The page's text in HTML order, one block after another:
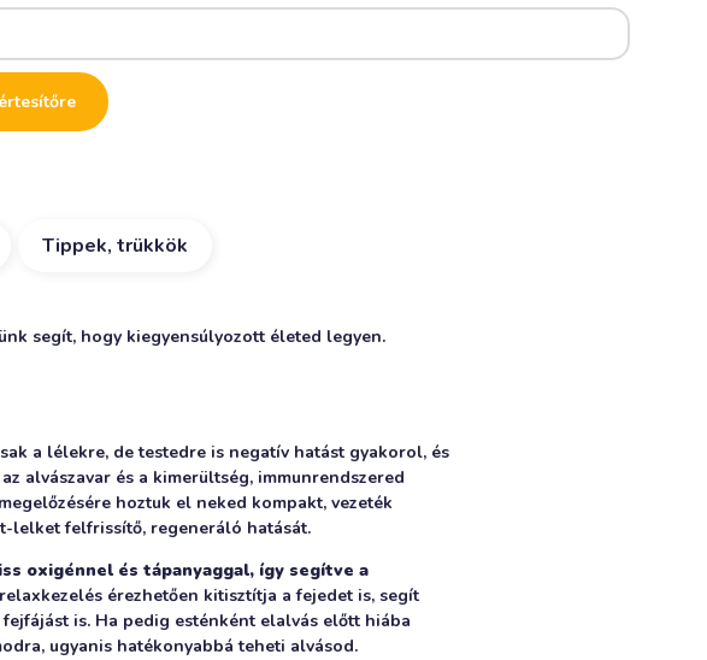
Tippek, trükkök
segít, hogy kiegyensúlyozott életed legyen.
a lélekre, de testedre is negatív hatást gyakorol, és
alvászavar és a kimerültség, immunrendszered
hoztuk el neked kompakt, vezeték
lelket felfrissítő, regeneráló hatását.
oxigénnel és tápanyaggal, így segítve a
érezhetően kitisztítja a fejedet is, segít
is. Ha pedig esténként elalvás előtt hiába
ugyanis hatékonyabbá teheti alvásod.